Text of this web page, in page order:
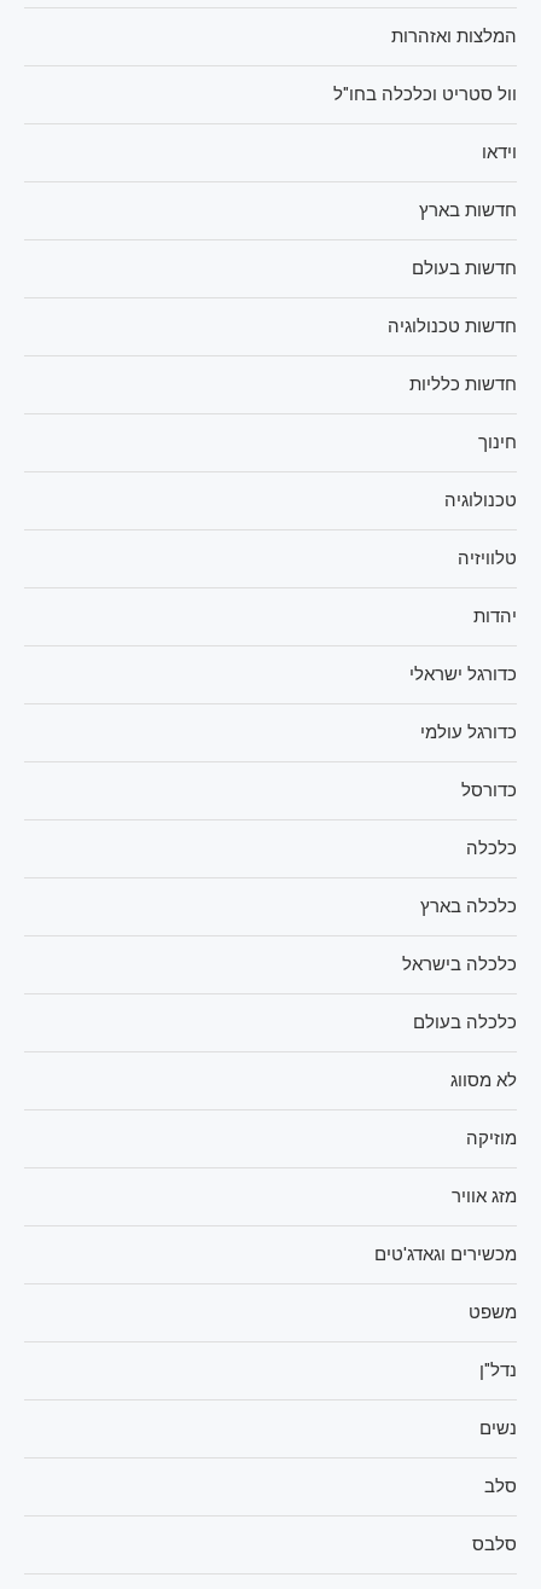
המלצות ואזהרות
וול סטריט וכלכלה בחו"ל
וידאו
חדשות בארץ
חדשות בעולם
חדשות טכנולוגיה
חדשות כלליות
חינוך
טכנולוגיה
טלוויזיה
יהדות
כדורגל ישראלי
כדורגל עולמי
כדורסל
כלכלה
כלכלה בארץ
כלכלה בישראל
כלכלה בעולם
לא מסווג
מוזיקה
מזג אוויר
מכשירים וגאדג'טים
משפט
נדל"ן
נשים
סלב
סלבס